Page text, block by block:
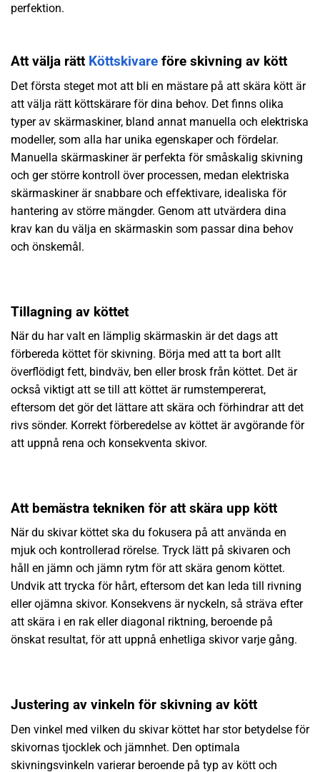
perfektion.
Att välja rätt Köttskivare före skivning av kött
Det första steget mot att bli en mästare på att skära kött är
att välja rätt köttskärare för dina behov. Det finns olika
typer av skärmaskiner, bland annat manuella och elektriska
modeller, som alla har unika egenskaper och fördelar.
Manuella skärmaskiner är perfekta för småskalig skivning
och ger större kontroll över processen, medan elektriska
skärmaskiner är snabbare och effektivare, idealiska för
hantering av större mängder. Genom att utvärdera dina
krav kan du välja en skärmaskin som passar dina behov
och önskemål.
Tillagning av köttet
När du har valt en lämplig skärmaskin är det dags att
förbereda köttet för skivning. Börja med att ta bort allt
överflödigt fett, bindväv, ben eller brosk från köttet. Det är
också viktigt att se till att köttet är rumstempererat,
eftersom det gör det lättare att skära och förhindrar att det
rivs sönder. Korrekt förberedelse av köttet är avgörande för
att uppnå rena och konsekventa skivor.
Att bemästra tekniken för att skära upp kött
När du skivar köttet ska du fokusera på att använda en
mjuk och kontrollerad rörelse. Tryck lätt på skivaren och
håll en jämn och jämn rytm för att skära genom köttet.
Undvik att trycka för hårt, eftersom det kan leda till rivning
eller ojämna skivor. Konsekvens är nyckeln, så sträva efter
att skära i en rak eller diagonal riktning, beroende på
önskat resultat, för att uppnå enhetliga skivor varje gång.
Justering av vinkeln för skivning av kött
Den vinkel med vilken du skivar köttet har stor betydelse för
skivornas tjocklek och jämnhet. Den optimala
skivningsvinkeln varierar beroende på typ av kött och